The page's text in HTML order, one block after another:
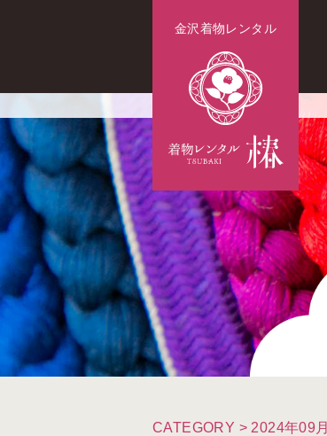
金沢着物レンタル
CATEGORY > 2024年09月